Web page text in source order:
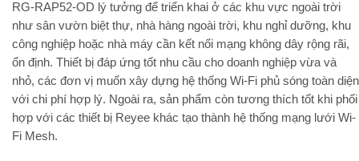
RG-RAP52-OD lý tưởng để triển khai ở các khu vực ngoài trời
như sân vườn biệt thự, nhà hàng ngoài trời, khu nghỉ dưỡng, khu
công nghiệp hoặc nhà máy cần kết nối mạng không dây rộng rãi,
ổn định. Thiết bị đáp ứng tốt nhu cầu cho doanh nghiệp vừa và
nhỏ, các đơn vị muốn xây dựng hệ thống Wi-Fi phủ sóng toàn diện
với chi phí hợp lý. Ngoài ra, sản phẩm còn tương thích tốt khi phối
hợp với các thiết bị Reyee khác tạo thành hệ thống mạng lưới Wi-
Fi Mesh.